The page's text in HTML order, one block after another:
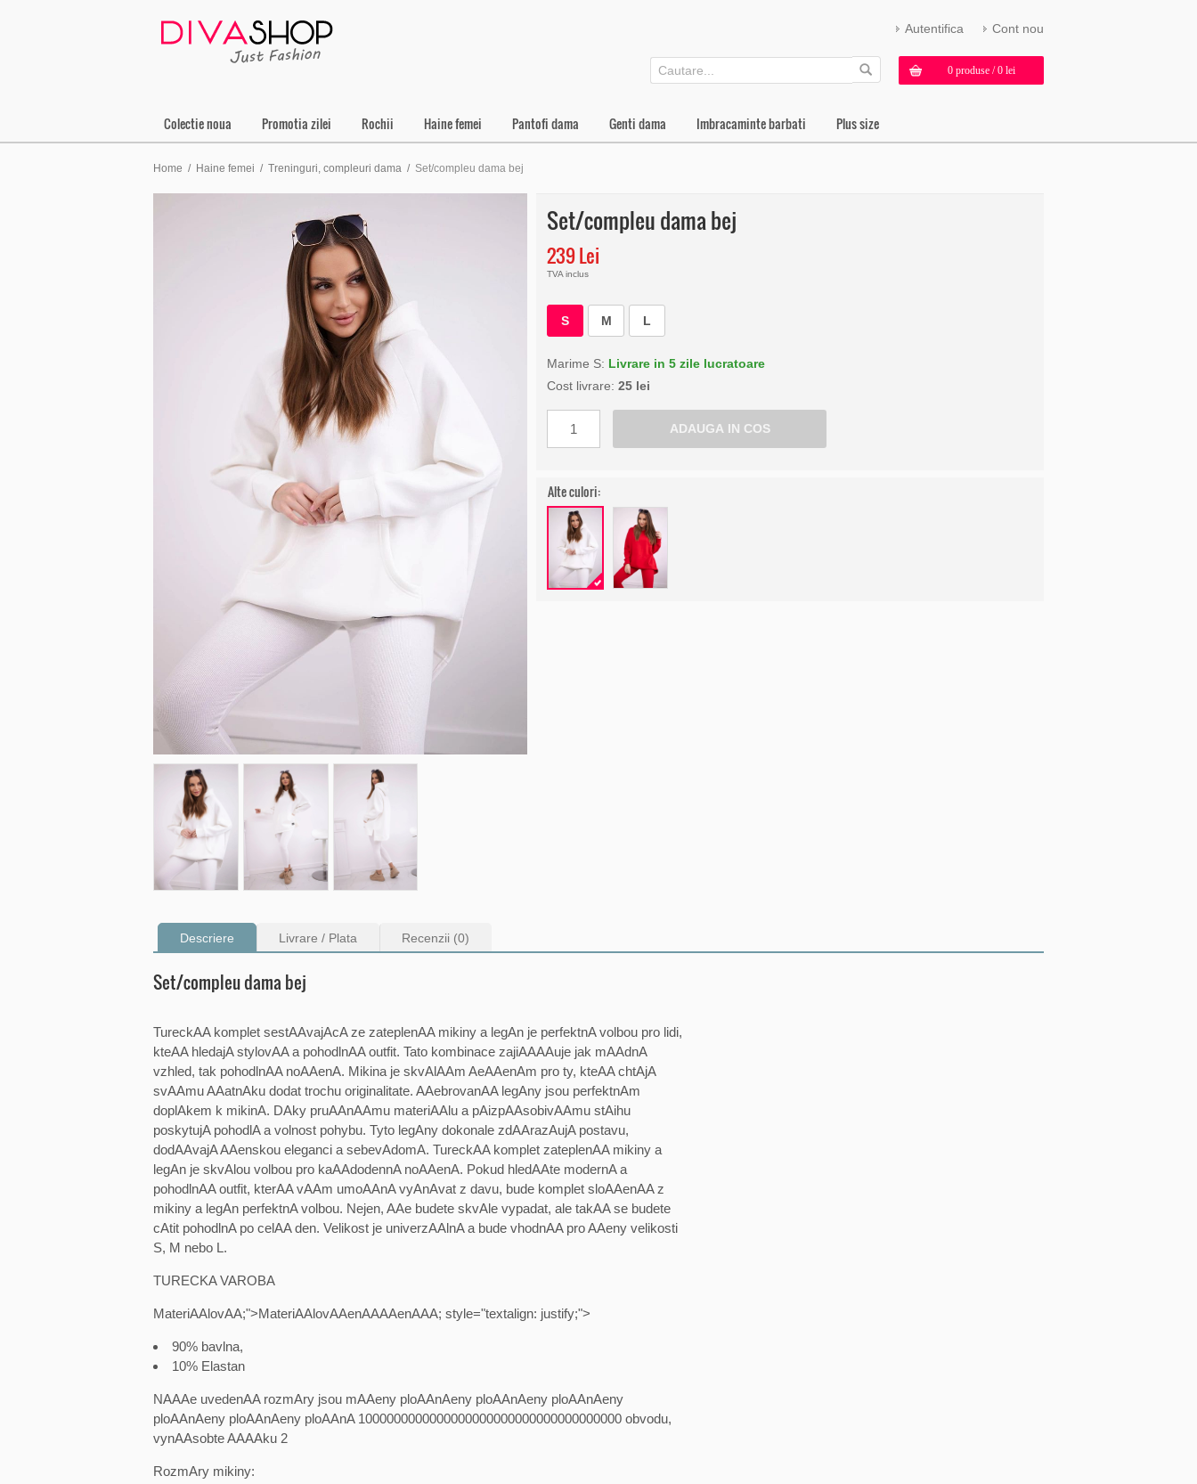
Autentifica Cont nou
0 produse / 0 lei
Colectie noua Promotia zilei Rochii Haine femei Pantofi dama Genti dama Imbracaminte barbati Plus size
Home / Haine femei / Treninguri, compleuri dama / Set/compleu dama bej
Set/compleu dama bej
239 Lei
TVA inclus
S M L
Marime S: Livrare in 5 zile lucratoare
Cost livrare: 25 lei
Alte culori:
Descriere Livrare / Plata Recenzii (0)
Set/compleu dama bej
TureckAA komplet sestAAvajAcA ze zateplenAA mikiny a legAn je perfektnA volbou pro lidi,
kteAA hledajA stylovAA a pohodlnAA outfit. Tato kombinace zajiAAAAuje jak mAAdnA
vzhled, tak pohodlnAA noAAenA. Mikina je skvAlAAm AeAAenAm pro ty, kteAA chtAjA
svAAmu AAatnAku dodat trochu originalitate. AAebrovanAA legAny jsou perfektnAm
doplAkem k mikinA. DAky pruAAnAAmu materiAAlu a pAizpAAsobivAAmu stAihu
poskytujA pohodlA a volnost pohybu. Tyto legAny dokonale zdAArazAujA postavu,
dodAAvajA AAenskou eleganci a sebevAdomA. TureckAA komplet zateplenAA mikiny a
legAn je skvAlou volbou pro kaAAdodennA noAAenA. Pokud hledAAte modernA a
pohodlnAA outfit, kterAA vAAm umoAAnA vyAnAvat z davu, bude komplet sloAAenAA z
mikiny a legAn perfektnA volbou. Nejen, AAe budete skvAle vypadat, ale takAA se budete
cAtit pohodlnA po celAA den. Velikost je univerzAAlnA a bude vhodnAA pro AAeny velikosti
S, M nebo L.
TURECKA VAROBA
MateriAAlovAA;">MateriAAlovAAenAAAAenAAA; style="textalign: justify;">
90% bavlna,
10% Elastan
NAAAe uvedenAA rozmAry jsou mAAeny ploAAnAeny ploAAnAeny ploAAnAeny
ploAAnAeny ploAAnAeny ploAAnA 1000000000000000000000000000000000000 obvodu,
vynAAsobte AAAAku 2
RozmAry mikiny: